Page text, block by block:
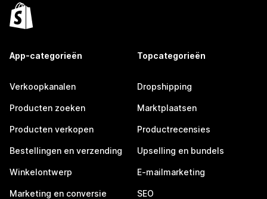
App-categorieën
Verkoopkanalen
Producten zoeken
Producten verkopen
Bestellingen en verzending
Winkelontwerp
Marketing en conversie
Topcategorieën
Dropshipping
Marktplaatsen
Productrecensies
Upselling en bundels
E-mailmarketing
SEO